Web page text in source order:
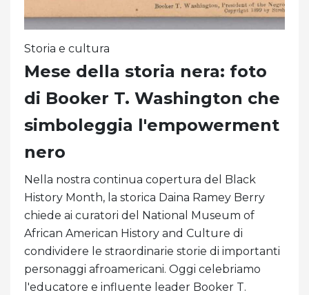
Storia e cultura
Mese della storia nera: foto
di Booker T. Washington che
simboleggia l'empowerment
nero
Nella nostra continua copertura del Black
History Month, la storica Daina Ramey Berry
chiede ai curatori del National Museum of
African American History and Culture di
condividere le straordinarie storie di importanti
personaggi afroamericani. Oggi celebriamo
l'educatore e influente leader Booker T.